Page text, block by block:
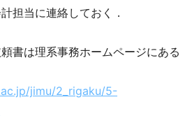
担当に連絡しておく．
頼書は理系事務ホームページにある
jimu/2_rigaku/5-